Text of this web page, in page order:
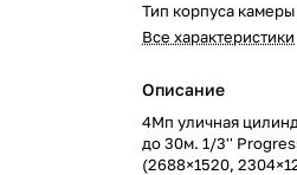
Тип корпуса камеры
Все характеристики
Описание
4Мп уличная
до 30м. 1/3''
(2688×1520,